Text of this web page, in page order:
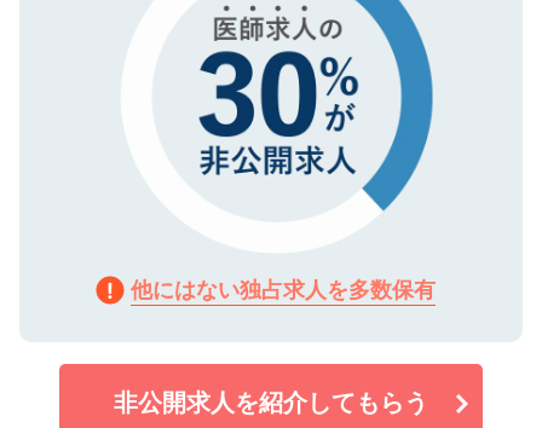
他にはない独占求人を多数保有
非公開求人を紹介してもらう